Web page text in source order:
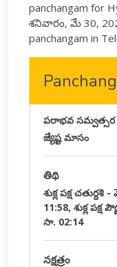
panchangam for
శనివారం, మే 30,
panchangam in
పరాభవ సమ్వత్సర
జ్యేష్ట మాసం
తిథి
శుక్ల పక్ష
11:58, శుక్ల
సా. 02:14
నక్షత్రం